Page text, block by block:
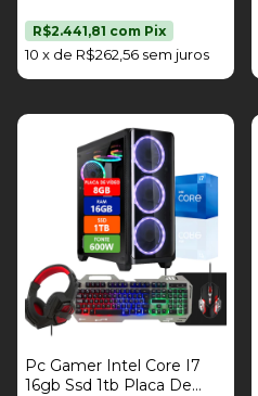
Gamer Fonte 400W
Strong Tech
10 x de R$262,56 sem juros
R$2.441,81 com Pix
Pc Gamer Intel Core I7
16gb Ssd 1tb Placa De